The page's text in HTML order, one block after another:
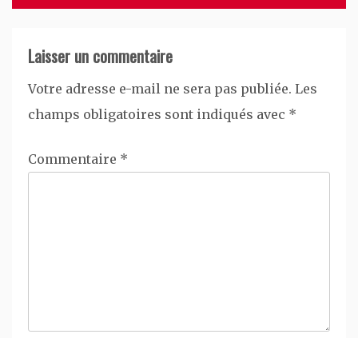
Laisser un commentaire
Votre adresse e-mail ne sera pas publiée. Les
champs obligatoires sont indiqués avec *
Commentaire *